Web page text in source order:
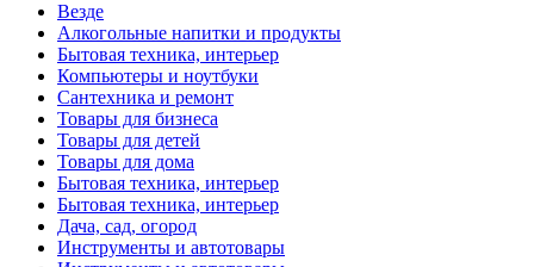
Везде
Алкогольные напитки и продукты
Бытовая техника, интерьер
Компьютеры и ноутбуки
Сантехника и ремонт
Товары для бизнеса
Товары для детей
Товары для дома
Бытовая техника, интерьер
Бытовая техника, интерьер
Дача, сад, огород
Инструменты и автотовары